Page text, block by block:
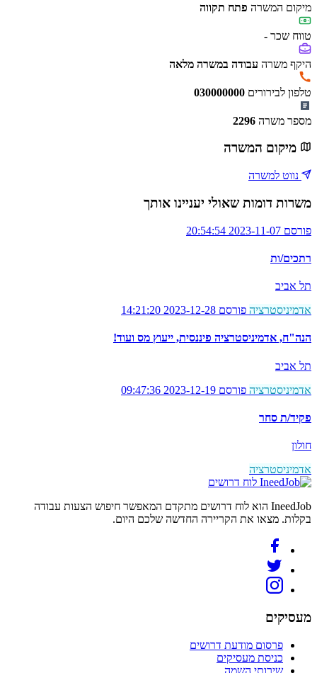
מיקום המשרה פתח תקווה
טווח שכר -
היקף משרה עבודה במשרה מלאה
טלפון לבירורים 030000000
מספר משרה 2296
מיקום המשרה
נווט למשרה
משרות דומות שאולי יעניינו אותך
פורסם 2023-11-07 20:54:54
רתכים/ות
תל אביב
אדמיניסטרציה פורסם 2023-12-28 14:21:20
הנה"ח, אדמיניסטרציה פיננסית, ייעוץ מס ועוד!
תל אביב
אדמיניסטרציה פורסם 2023-12-19 09:47:36
פקיד/ת סחר
חולון
אדמיניסטרציה
לוח דרושים
IneedJob הוא לוח דרושים מתקדם המאפשר חיפוש הצעות עבודה
בקלות. מצאו את הקריירה החדשה שלכם היום.
מעסיקים
פרסום מודעת דרושים
כניסת מעסיקים
שירותי השמה